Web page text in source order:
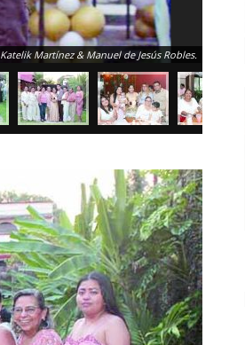
Katelik Martínez & Manuel de Jesús Robles.